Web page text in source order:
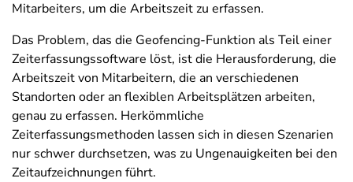
Mitarbeiters, um die Arbeitszeit zu erfassen.
Das Problem, das die Geofencing-Funktion als Teil einer
Zeiterfassungssoftware löst, ist die Herausforderung, die
Arbeitszeit von Mitarbeitern, die an verschiedenen
Standorten oder an flexiblen Arbeitsplätzen arbeiten,
genau zu erfassen. Herkömmliche
Zeiterfassungsmethoden lassen sich in diesen Szenarien
nur schwer durchsetzen, was zu Ungenauigkeiten bei den
Zeitaufzeichnungen führt.